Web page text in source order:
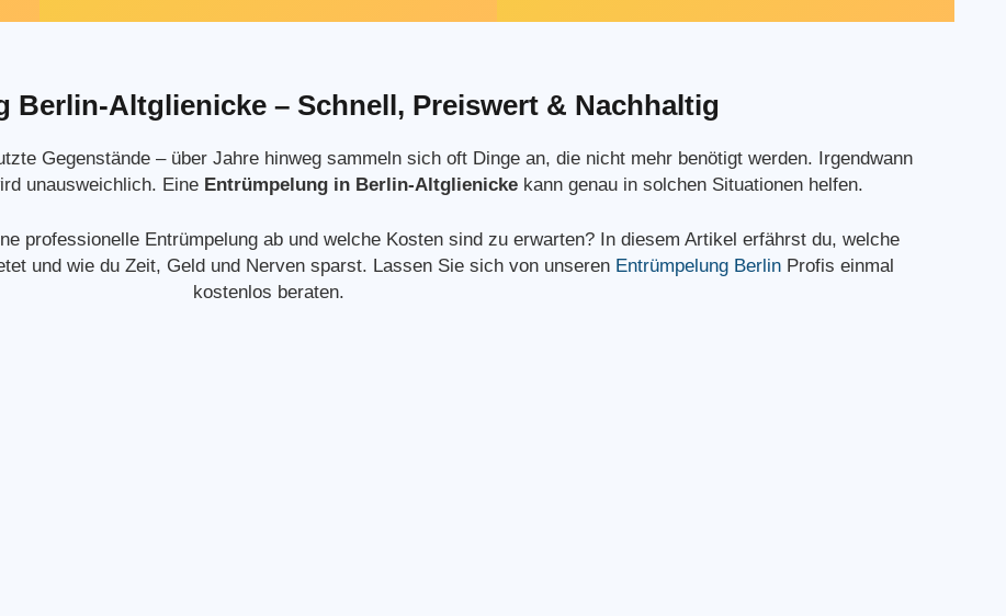
Berlin-Altglienicke – Schnell, Preiswert & Nachhaltig
Gegenstände – über Jahre hinweg sammeln sich oft Dinge an, die nicht mehr benötigt werden. Irgendwann
unausweichlich. Eine Entrümpelung in Berlin-Altglienicke kann genau in solchen Situationen helfen.
professionelle Entrümpelung ab und welche Kosten sind zu erwarten? In diesem Artikel erfährst du, welche
und wie du Zeit, Geld und Nerven sparst. Lassen Sie sich von unseren Entrümpelung BerlinProfis einmal
kostenlos beraten.